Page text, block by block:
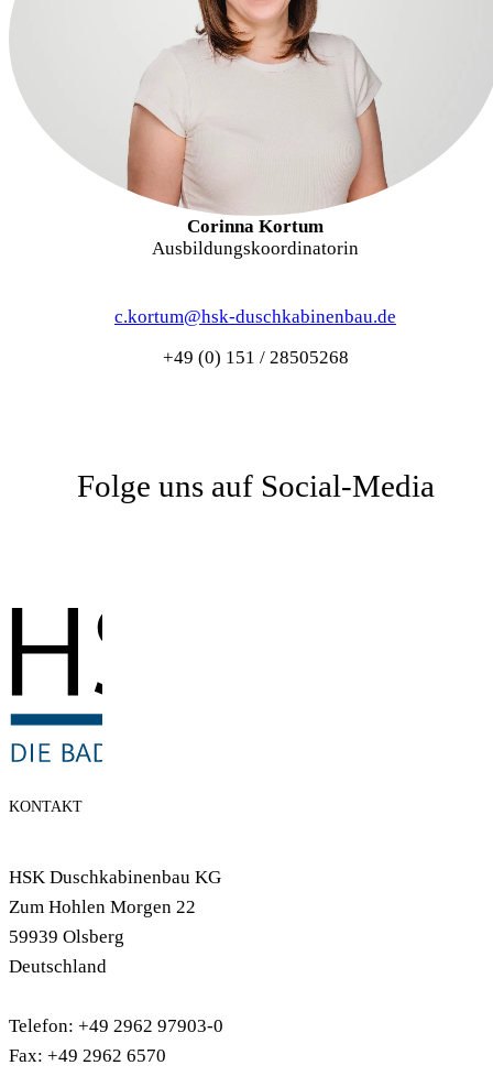
Corinna Kortum
Ausbildungskoordinatorin
c.kortum@hsk-duschkabinenbau.de
+49 (0) 151 / 28505268
Folge uns auf Social-Media
KONTAKT
HSK Duschkabinenbau KG
Zum Hohlen Morgen 22
59939 Olsberg
Deutschland
Telefon: +49 2962 97903-0
Fax: +49 2962 6570